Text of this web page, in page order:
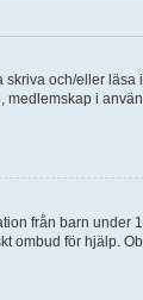
och/eller
i
från barn under
ombud för hjälp.